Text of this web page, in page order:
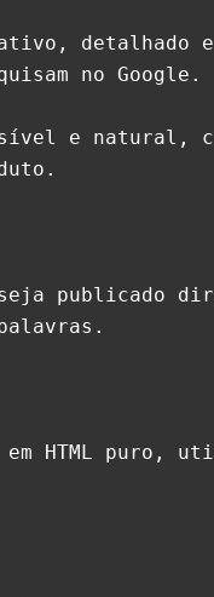
detalhado
no Google.
e natural,
publicado
em HTML puro,